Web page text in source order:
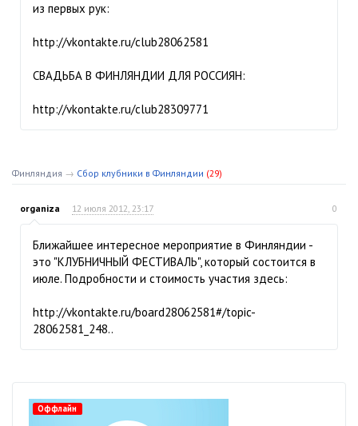
из первых рук:
http://vkontakte.ru/club28062581
СВАДЬБА В ФИНЛЯНДИИ ДЛЯ РОССИЯН:
http://vkontakte.ru/club28309771
Финляндия → Сбор клубники в Финляндии (29)
organiza 12 июля 2012, 23:17 0
Ближайшее интересное мероприятие в Финляндии -
это "КЛУБНИЧНЫЙ ФЕСТИВАЛЬ", который состоится в
июле. Подробности и стоимость участия здесь:
http://vkontakte.ru/board28062581#/topic-
28062581_248..
Оффлайн